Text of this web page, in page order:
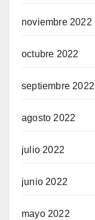
noviembre 2022
octubre 2022
septiembre 2022
agosto 2022
julio 2022
junio 2022
mayo 2022